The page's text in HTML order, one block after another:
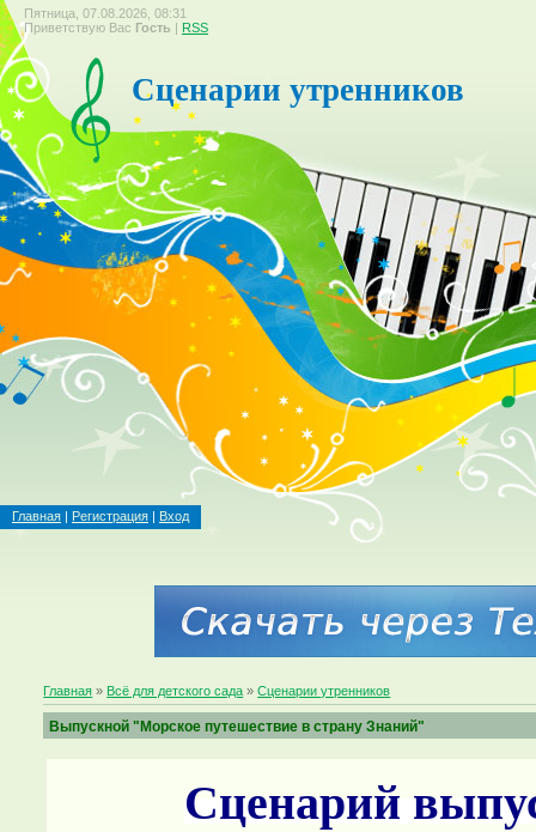
Пятница, 07.08.2026, 08:31
Приветствую Вас Гость | RSS
Сценарии утренников
Главная | Регистрация | Вход
Главная » Всё для детского сада »Сценарии утренников
Выпускной "Морское путешествие в страну Знаний"
Сценарий